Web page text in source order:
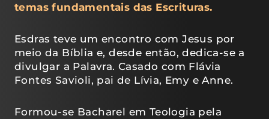
temas fundamentais das Escrituras.
Esdras teve um encontro com Jesus por
meio da Bíblia e, desde então, dedica-se a
divulgar a Palavra. Casado com Flávia
Fontes Savioli, pai de Lívia, Emy e Anne.
Formou-se Bacharel em Teologia pela